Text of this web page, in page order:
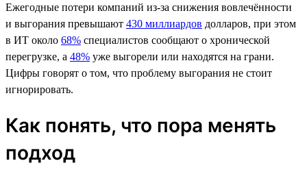
Ежегодные потери компаний из-за снижения вовлечённости
и выгорания превышают 430 миллиардов долларов, при этом
в ИТ около 68% специалистов сообщают о хронической
перегрузке, а 48% уже выгорели или находятся на грани.
Цифры говорят о том, что проблему выгорания не стоит
игнорировать.
Как понять, что пора менять
подход